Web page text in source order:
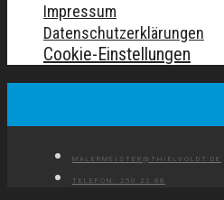
Impressum
Datenschutzerklärungen
Cookie-Einstellungen
MALERMEISTER@THIELVOLDT.DE
TELEFON: 250 22 88